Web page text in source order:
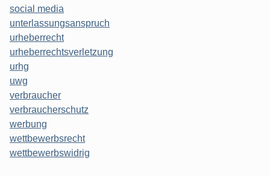
social media
unterlassungsanspruch
urheberrecht
urheberrechtsverletzung
urhg
uwg
verbraucher
verbraucherschutz
werbung
wettbewerbsrecht
wettbewerbswidrig